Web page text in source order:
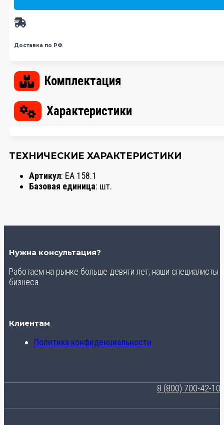
Доставка по РФ
Комплектация
Характеристики
ТЕХНИЧЕСКИЕ ХАРАКТЕРИСТИКИ
Артикул: EA 158.1
Базовая единица: шт.
Нужна консультация?
Работаем на рынке больше девяти лет, наши
бизнеса
Клиентам
Политика конфиденциальности
8 (800) 700-42-10